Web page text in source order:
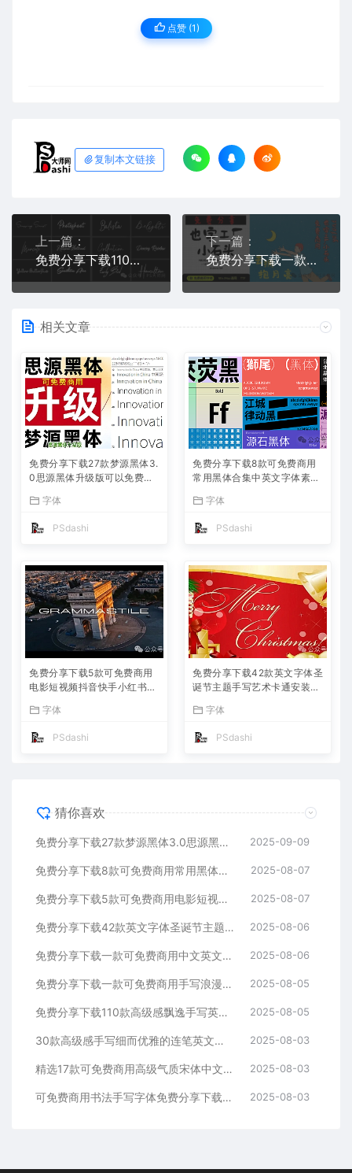
点赞 (1)
复制本文链接
上一篇：
免费分享下载110款高级感飘逸手写英文连笔签名花体字体素材库包PS大师网Procreate绘画平面设计婚礼海报贺卡模板广告包装
下一篇：
免费分享下载一款可免费商用中文英文字体素材库PS大师网平面设计手写卡通动漫儿童可爱短视频宣传通用抖音快手小红书自媒体ttf格式
相关文章
免费分享下载27款梦源黑体3.
0思源黑体升级版可以免费商
必备Win Mac软件工具常用ttf
格式合集
字体
PSdashi
免费分享下载8款可免费商用
常用黑体合集中英文字体素材
计师宣传海报广告ttf格式名称
不侵权短视频自媒体
字体
PSdashi
免费分享下载5款可免费商用
电影短视频抖音快手小红书自
素材库PS大师网平面设计宣
字体
PSdashi
免费分享下载42款英文字体圣
诞节主题手写艺术卡通安装包
te海报宣传册模板节日活动电
字体
PSdashi
猜你喜欢
免费分享下载27款梦源黑体3.0思源黑体升级版可以免费商用字体包中文简体PS设计师必备Win Mac软件工具常用ttf格式合集 2025-09-09
免费分享下载8款可免费商用常用黑体合集中英文字体素材库包PS大师网站汇总平面设计师宣传海报广告ttf格式名称不侵权短视频自媒体 2025-08-07
免费分享下载5款可免费商用电影短视频抖音快手小红书自媒体高级电影感Vlog英文字体素材库PS大师网平面设计宣传海报广告ttf格式 2025-08-07
免费分享下载42款英文字体圣诞节主题手写艺术卡通安装包PS大师网可免费商用Procreate海报宣传册模板节日活动电商设计素材库 2025-08-06
免费分享下载一款可免费商用中文英文字体素材库PS大师网平面设计手写卡通动漫儿童可爱短视频宣传通用抖音快手小红书自媒体ttf格式 2025-08-06
免费分享下载一款可免费商用手写浪漫Vlog旅游视频剪辑中文简体字体素材PS大师网平面设计短视频通用抖音快手小红书自媒体ttf格式 2025-08-05
免费分享下载110款高级感飘逸手写英文连笔签名花体字体素材库包PS大师网Procreate绘画平面设计婚礼海报贺卡模板广告包装 2025-08-05
30款高级感手写细而优雅的连笔英文字体免费分享下载素材库包合集PS大师网平面设计艺术vlog清新品牌时尚Procreate海报 2025-08-03
精选17款可免费商用高级气质宋体中文PS字体安装包procreate素材免费分享下载PS大师网ppt古风衬线pr海报电商平面设计 2025-08-03
可免费商用书法手写字体免费分享下载视频Vlog封面户外火锅餐饮海报旅行PS大师网字库包Procreate电商平面宣传合集软件通用 2025-08-03